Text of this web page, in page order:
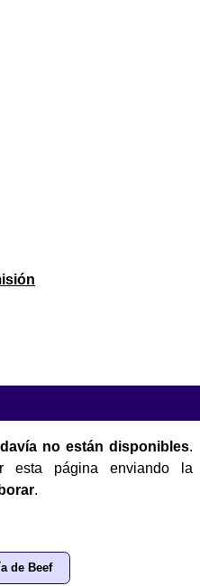
no están disponibles.
esta página enviando la
.
de Beef